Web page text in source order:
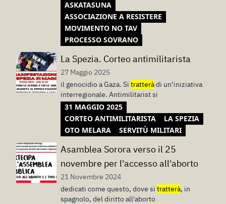
ASKATASUNA
ASSOCIAZIONE A RESISTERE
MOVIMENTO NO TAV
PROCESSO SOVRANO
La Spezia. Corteo antimilitarista
27 Maggio 2025
il genocidio a Gaza. Si tratteràdi un’iniziativa
interregionale. Antimilitarist si
31 MAGGIO 2025
CORTEO ANTIMILITARISTA
LA SPEZIA
OTO MELARA
SERVITÙ MILITARI
Asamblea Sorora verso il 25
novembre per l'accesso all'aborto
21 Novembre 2024
dedicati come questo, dove si tratterà, in
spagnolo, del diritto all'aborto